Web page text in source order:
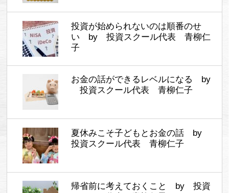
投資が始められないのは順番のせ
い by 投資スクール代表 青柳仁
子
お金の話ができるレベルになる by
投資スクール代表 青柳仁子
夏休みこそ子どもとお金の話 by
投資スクール代表 青柳仁子
帰省前に考えておくこと by 投資